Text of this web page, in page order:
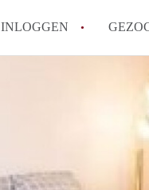
INLOGGEN
Wat is het
Wat zijn de
betekent dit voor